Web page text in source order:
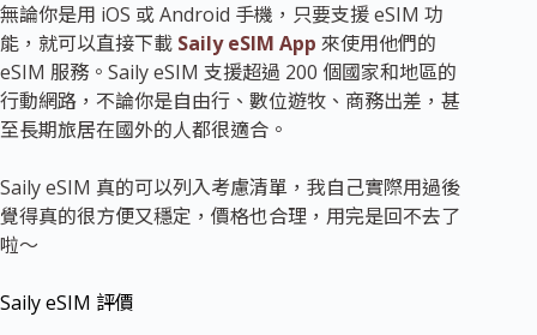
無論你是用 iOS 或 Android 手機，只要支援 eSIM 功
能，就可以直接下載 Saily eSIM App 來使用他們的
eSIM 服務。Saily eSIM 支援超過 200 個國家和地區的
行動網路，不論你是自由行、數位遊牧、商務出差，甚
至長期旅居在國外的人都很適合。
Saily eSIM 真的可以列入考慮清單，我自己實際用過後
覺得真的很方便又穩定，價格也合理，用完是回不去了
啦～
Saily eSIM 評價